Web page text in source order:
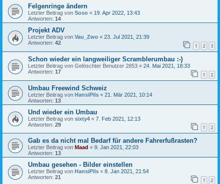
Felgenringe ändern
Letzter Beitrag von Soso « 19. Apr 2022, 13:43
Antworten: 14
Projekt ADV
Letzter Beitrag von Vau_Zwo « 23. Jul 2021, 21:39
Antworten: 42 1 2 3
Schon wieder ein langweiliger Scramblerumbau :-)
Letzter Beitrag von Gelöschter Benutzer 2853 « 24. Mai 2021, 18:33
Antworten: 17 1 2
Umbau Freewind Schweiz
Letzter Beitrag von HansiPils « 21. Mär 2021, 10:14
Antworten: 13
Und wieder ein Umbau
Letzter Beitrag von sixty4 « 7. Feb 2021, 12:13
Antworten: 29 1 2
Gab es da nicht mal Bedarf für andere Fahrerfußrasten?
Letzter Beitrag von Maad « 9. Jan 2021, 22:03
Antworten: 13
Umbau gesehen - Bilder einstellen
Letzter Beitrag von HansiPils « 8. Jan 2021, 21:54
Antworten: 21 1 2